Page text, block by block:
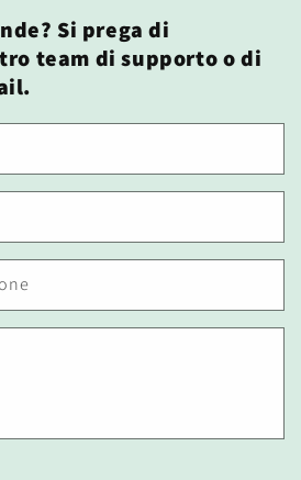
Si prega di
team di supporto o di